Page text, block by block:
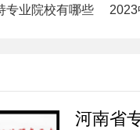
专业院校有哪些(2023